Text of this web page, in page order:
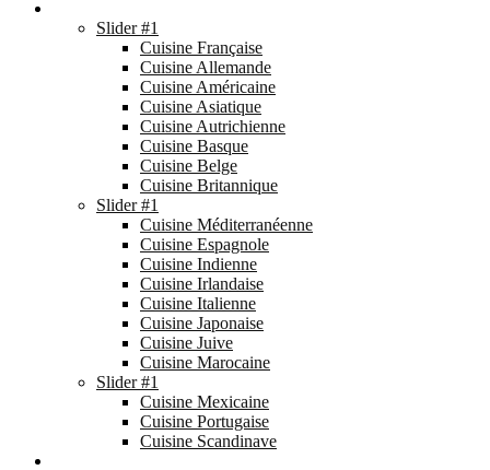
Slider #1
Cuisine Française
Cuisine Allemande
Cuisine Américaine
Cuisine Asiatique
Cuisine Autrichienne
Cuisine Basque
Cuisine Belge
Cuisine Britannique
Slider #1
Cuisine Méditerranéenne
Cuisine Espagnole
Cuisine Indienne
Cuisine Irlandaise
Cuisine Italienne
Cuisine Japonaise
Cuisine Juive
Cuisine Marocaine
Slider #1
Cuisine Mexicaine
Cuisine Portugaise
Cuisine Scandinave